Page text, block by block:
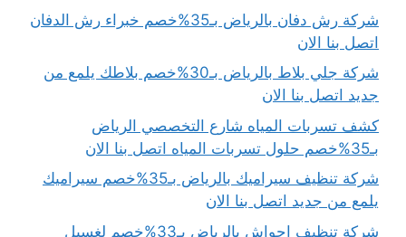
شركة رش دفان بالرياض بـ35%خصم خبراء رش الدفان
اتصل بنا الان
شركة جلي بلاط بالرياض بـ30%خصم بلاطك يلمع من
جديد اتصل بنا الان
كشف تسربات المياه شارع التخصصي الرياض
بـ35%خصم حلول تسربات المياه اتصل بنا الان
شركة تنظيف سيراميك بالرياض بـ35%خصم سيراميك
يلمع من جديد اتصل بنا الان
شركة تنظيف احواش بالرياض بـ33%خصم لغسيل